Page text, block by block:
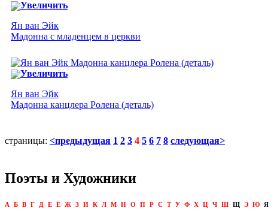
Увеличить
Ян ван Эйк
Мадонна с младенцем в церкви
Увеличить
Ян ван Эйк
Мадонна канцлера Ролена (деталь)
страницы: <предыдущая 1 2 3 4 5 6 7 8 следующая>
Поэты и Художники
А Б В Г Д Е Ё Ж З И К Л М Н О П Р С Т У Ф Х Ц Ч Ш Щ Э Ю Я